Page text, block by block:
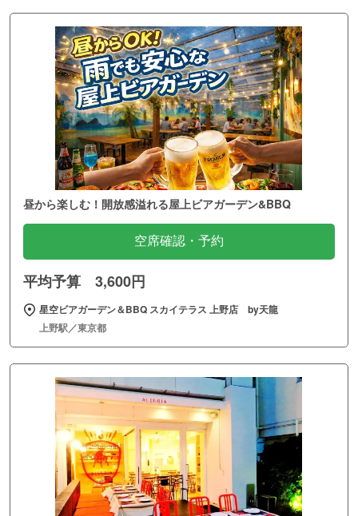
昼から楽しむ！開放感溢れる屋上ビアガーデン&BBQ
空席確認・予約
平均予算 3,600円
星空ビアガーデン＆BBQ スカイテラス 上野店 by天龍
上野駅／東京都